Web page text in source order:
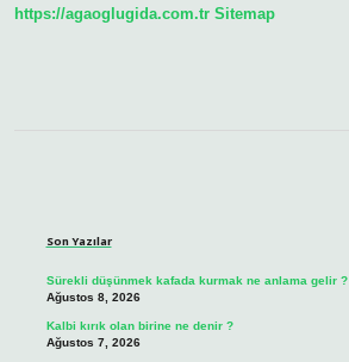
https://agaoglugida.com.tr Sitemap
Son Yazılar
Sürekli düşünmek kafada kurmak ne anlama gelir ?
Ağustos 8, 2026
Kalbi kırık olan birine ne denir ?
Ağustos 7, 2026